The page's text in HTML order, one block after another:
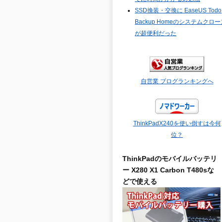
SSD換装・交換に EaseUS Todo
Backup Homeのシステムクロー
が超便利だった
自営業 ブログランキングへ
ThinkPadX240を使い倒すは今何
位？
ThinkPadのモバイルバッテリ
ー X280 X1 Carbon T480sな
どで使える